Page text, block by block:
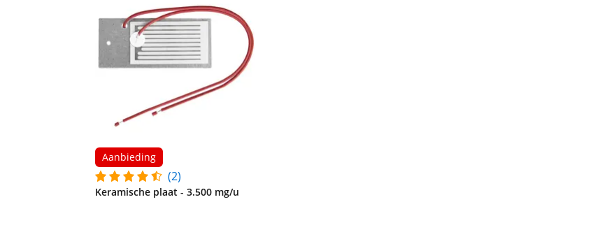
Aanbieding
(2)
Keramische plaat - 3.500 mg/u